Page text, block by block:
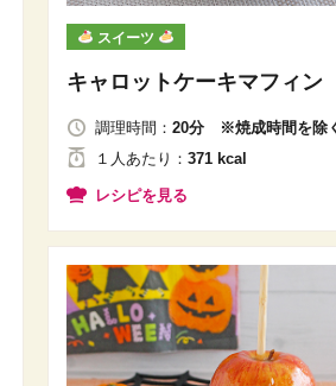
スイーツ
キャロットケーキマフィン
調理時間： 20分 ※焼成時間を除
１人 あたり ： 371 kcal
レシピを見る